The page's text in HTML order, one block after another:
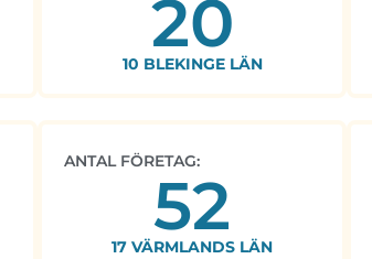
20
10 BLEKINGE LÄN
ANTAL FÖRETAG:
52
17 VÄRMLANDS LÄN